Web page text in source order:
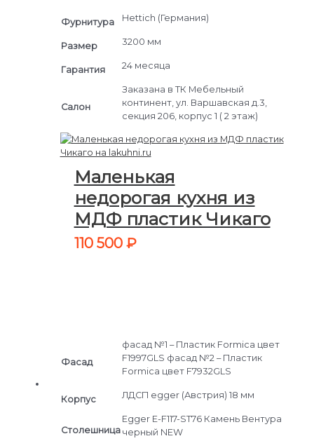
Фурнитура Hettich (Германия)
Размер 3200 мм
Гарантия 24 месяца
Салон
Заказана в ТК Мебельный
континент, ул. Варшавская д.3,
секция 206, корпус 1 ( 2 этаж)
Маленькая
недорогая кухня из
МДФ пластик Чикаго
110 500 ₽
Фасад
фасад №1 – Пластик Formica цвет
F1997GLS фасад №2 – Пластик
Formica цвет F7932GLS
Корпус ЛДСП egger (Австрия) 18 мм
Столешница
Egger E-F117-ST76 Камень Вентура
черный NEW